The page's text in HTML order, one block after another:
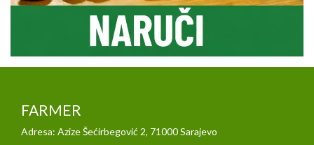
FARMER
Adresa: Azize Šećirbegović 2, 71000 Sarajevo